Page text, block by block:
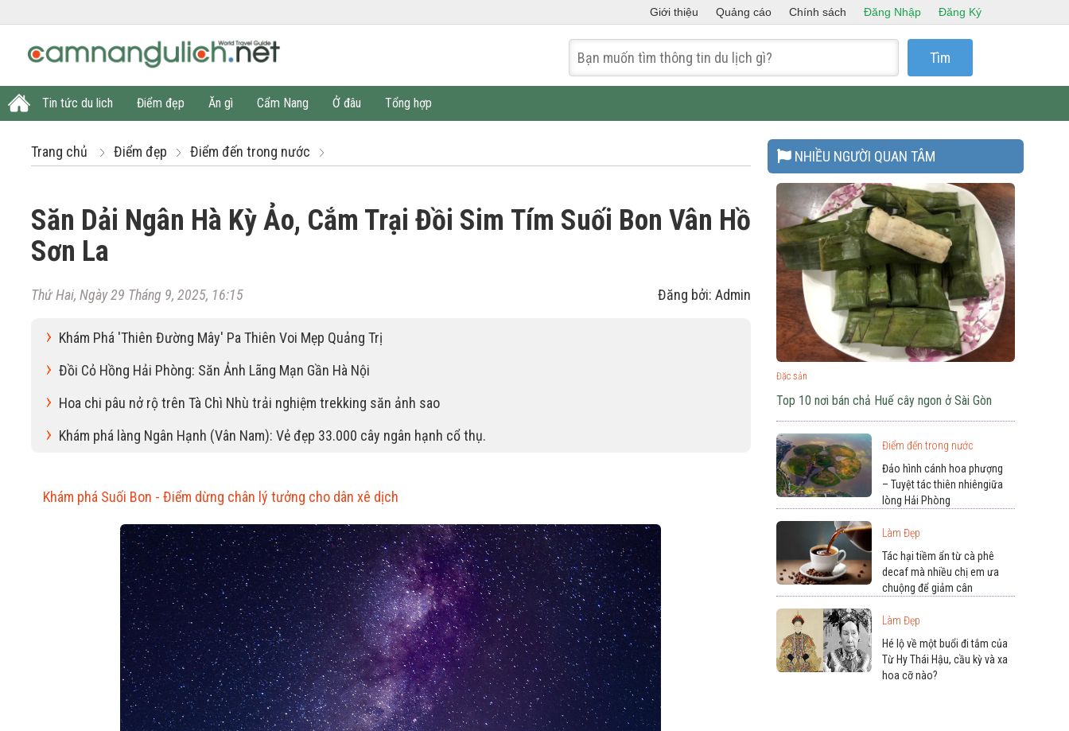
Giới thiệu Quảng cáo Chính sách Đăng Nhập Đăng Ký
Tìm
Tin tức du lich Điểm đẹp Ăn gì Cẩm Nang Ở đâu Tổng hợp
Trang chủ Điểm đẹp Điểm đến trong nước
Săn Dải Ngân Hà Kỳ Ảo, Cắm Trại Đồi Sim Tím Suối Bon Vân Hồ
Sơn La
Thứ Hai, Ngày 29 Tháng 9, 2025, 16:15 Đăng bởi: Admin
Khám Phá 'Thiên Đường Mây' Pa Thiên Voi Mẹp Quảng Trị
Đồi Cỏ Hồng Hải Phòng: Săn Ảnh Lãng Mạn Gần Hà Nội
Hoa chi pâu nở rộ trên Tà Chì Nhù trải nghiệm trekking săn ảnh sao
Khám phá làng Ngân Hạnh (Vân Nam): Vẻ đẹp 33.000 cây ngân hạnh cổ thụ.
Khám phá Suối Bon - Điểm dừng chân lý tưởng cho dân xê dịch
NHIỀU NGƯỜI QUAN TÂM
Đặc sản
Top 10 nơi bán chả Huế cây ngon ở Sài Gòn
Điểm đến trong nước
Đảo hình cánh hoa phượng
– Tuyệt tác thiên nhiêngiữa
lòng Hải Phòng
Làm Đẹp
Tác hại tiềm ẩn từ cà phê
decaf mà nhiều chị em ưa
chuộng để giảm cân
Làm Đẹp
Hé lộ về một buổi đi tắm của
Từ Hy Thái Hậu, cầu kỳ và xa
hoa cỡ nào?